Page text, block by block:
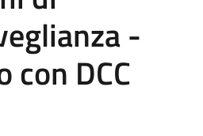
-
con DCC